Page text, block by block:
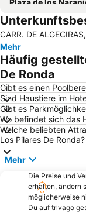
Plaza de los
Estepona Golf
Casino Marbella
Marina de Puerto
Dunas de Artola
Ayuntamiento de
Calanova Golf
El Faro
Puerto José Banús
Atalaya Golf &
Las Chapas
Casablanca
Puerto y Varadero de
CARR. DE
Mehr
Häufig
De Ronda
Gibt es einen
Sind Haustiere im
Gibt es
Wo befindet sich das
Welche beliebten
Los Pilares De Ronda?
Mehr
Die Preise und
erhalten, ändern
möglicherweise
Du auf trivago